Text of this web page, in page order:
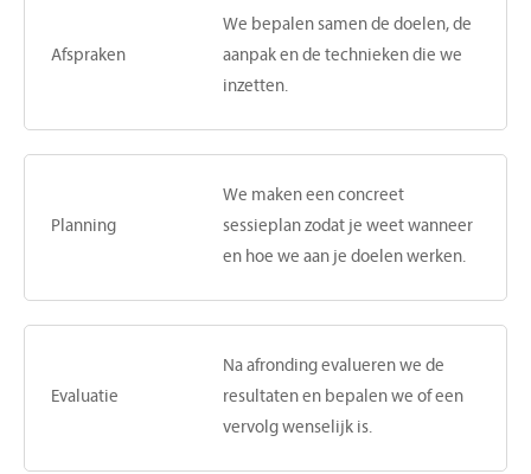
Afspraken
We bepalen samen de doelen, de
aanpak en de technieken die we
inzetten.
Planning
We maken een concreet
sessieplan zodat je weet wanneer
en hoe we aan je doelen werken.
Evaluatie
Na afronding evalueren we de
resultaten en bepalen we of een
vervolg wenselijk is.